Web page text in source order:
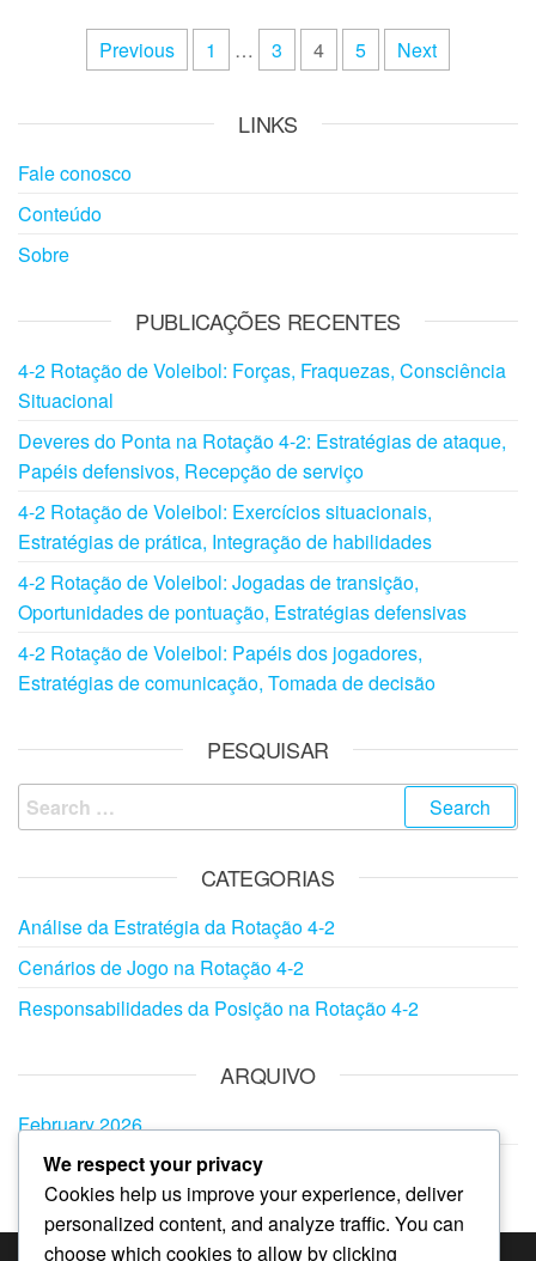
PostsPrevious 1 … 3 4 5 Next
LINKS
Fale conosco
Conteúdo
Sobre
PUBLICAÇÕES RECENTES
4-2 Rotação de Voleibol: Forças, Fraquezas, Consciência
Situacional
Deveres do Ponta na Rotação 4-2: Estratégias de ataque,
Papéis defensivos, Recepção de serviço
4-2 Rotação de Voleibol: Exercícios situacionais,
Estratégias de prática, Integração de habilidades
4-2 Rotação de Voleibol: Jogadas de transição,
Oportunidades de pontuação, Estratégias defensivas
4-2 Rotação de Voleibol: Papéis dos jogadores,
Estratégias de comunicação, Tomada de decisão
PESQUISAR
Search
for:
CATEGORIAS
Análise da Estratégia da Rotação 4-2
Cenários de Jogo na Rotação 4-2
Responsabilidades da Posição na Rotação 4-2
ARQUIVO
February 2026
January 2026
We respect your privacy
Cookies help us improve your experience, deliver
personalized content, and analyze traffic. You can
choose which cookies to allow by clicking